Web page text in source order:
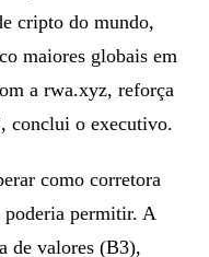
cripto do mundo,
maiores globais em
a rwa.xyz, reforça
conclui o executivo.
como corretora
poderia permitir. A
de valores (B3),